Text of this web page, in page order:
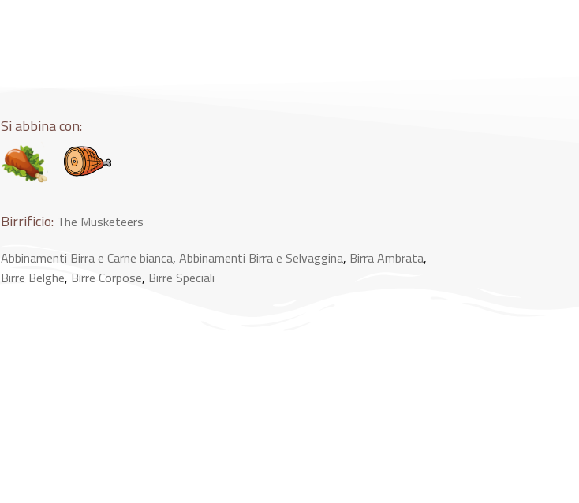
Si abbina con:
Birrificio: The Musketeers
Abbinamenti Birra e Carne bianca, Abbinamenti Birra e Selvaggina, Birra Ambrata,
Birre Belghe, Birre Corpose, Birre Speciali